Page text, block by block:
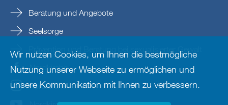
Beratung und Angebote
Seelsorge
Prävention und Beratung bei sexualisierter Gewalt
Nordkirche
nordkirche
Wir nutzen Cookies, um Ihnen die bestmögliche
Nutzung unserer Webseite zu ermöglichen und
unsere Kommunikation mit Ihnen zu verbessern.